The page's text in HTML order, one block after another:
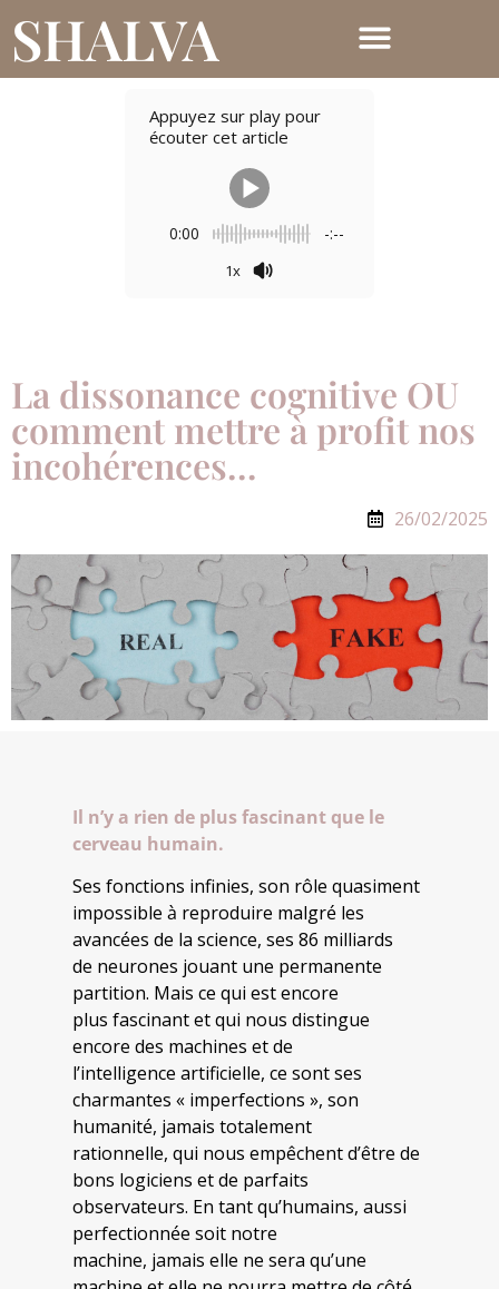
SHALVA
Appuyez sur play pour
écouter cet article
0:00 -:--
1x
La dissonance cognitive OU
comment mettre à profit nos
incohérences…
26/02/2025
Il n’y a rien de plus fascinant que le
cerveau humain.
Ses fonctions infinies, son rôle quasiment
impossible à reproduire malgré les
avancées de la science, ses 86 milliards
de neurones jouant une permanente
partition. Mais ce qui est encore
plus fascinant et qui nous distingue
encore des machines et de
l’intelligence artificielle, ce sont ses
charmantes « imperfections », son
humanité, jamais totalement
rationnelle, qui nous empêchent d’être de
bons logiciens et de parfaits
observateurs. En tant qu’humains, aussi
perfectionnée soit notre
machine, jamais elle ne sera qu’une